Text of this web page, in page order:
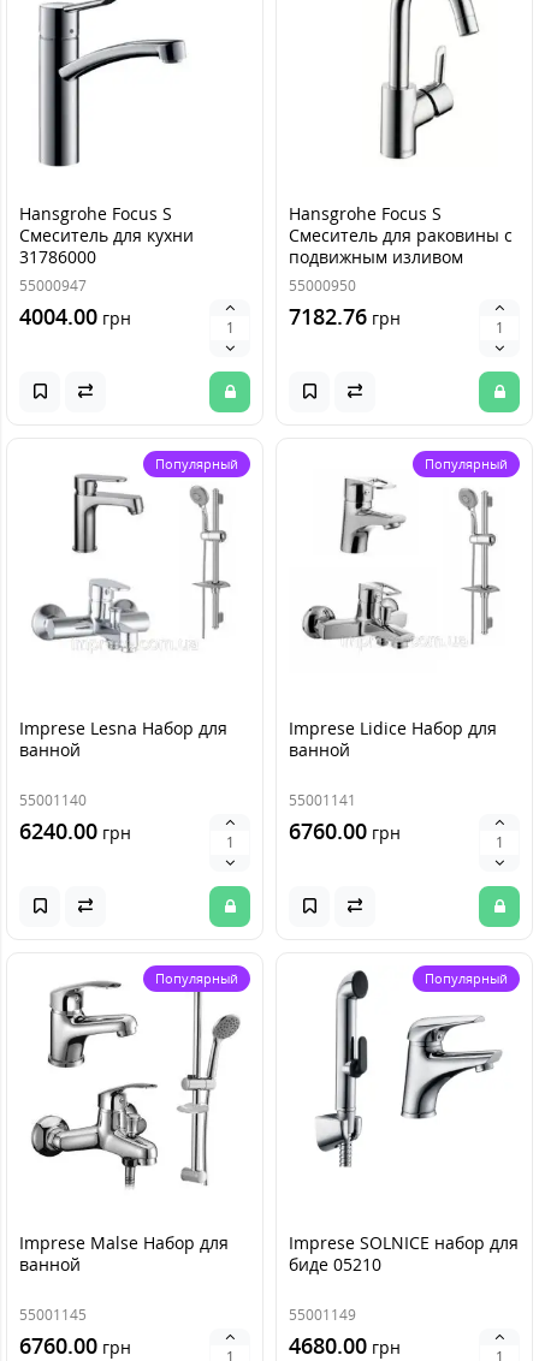
Hansgrohe Focus S
Смеситель для кухни
31786000
55000947
4004.00 грн
Hansgrohe Focus S
Смеситель для раковины с
подвижным изливом
31710000
55000950
7182.76 грн
Популярный
Imprese Lesna Набор для
ванной
55001140
6240.00 грн
Популярный
Imprese Lidice Набор для
ванной
55001141
6760.00 грн
Популярный
Imprese Malse Набор для
ванной
55001145
6760.00 грн
Популярный
Imprese SOLNICE набор для
биде 05210
55001149
4680.00 грн